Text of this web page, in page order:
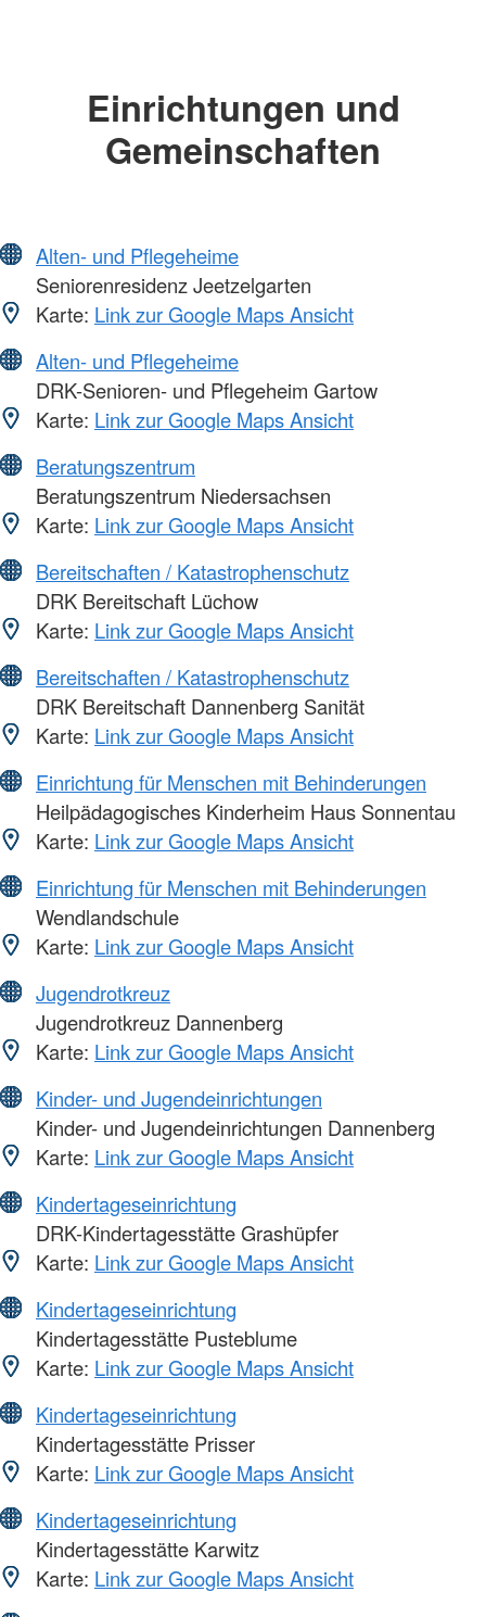
Einrichtungen und
Gemeinschaften
Alten- und Pflegeheime
Seniorenresidenz Jeetzelgarten
Karte: Link zur Google Maps Ansicht
Alten- und Pflegeheime
DRK-Senioren- und Pflegeheim Gartow
Karte: Link zur Google Maps Ansicht
Beratungszentrum
Beratungszentrum Niedersachsen
Karte: Link zur Google Maps Ansicht
Bereitschaften / Katastrophenschutz
DRK Bereitschaft Lüchow
Karte: Link zur Google Maps Ansicht
Bereitschaften / Katastrophenschutz
DRK Bereitschaft Dannenberg Sanität
Karte: Link zur Google Maps Ansicht
Einrichtung für Menschen mit Behinderungen
Heilpädagogisches Kinderheim Haus Sonnentau
Karte: Link zur Google Maps Ansicht
Einrichtung für Menschen mit Behinderungen
Wendlandschule
Karte: Link zur Google Maps Ansicht
Jugendrotkreuz
Jugendrotkreuz Dannenberg
Karte: Link zur Google Maps Ansicht
Kinder- und Jugendeinrichtungen
Kinder- und Jugendeinrichtungen Dannenberg
Karte: Link zur Google Maps Ansicht
Kindertageseinrichtung
DRK-Kindertagesstätte Grashüpfer
Karte: Link zur Google Maps Ansicht
Kindertageseinrichtung
Kindertagesstätte Pusteblume
Karte: Link zur Google Maps Ansicht
Kindertageseinrichtung
Kindertagesstätte Prisser
Karte: Link zur Google Maps Ansicht
Kindertageseinrichtung
Kindertagesstätte Karwitz
Karte: Link zur Google Maps Ansicht